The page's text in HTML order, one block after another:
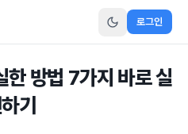
로그인
한 방법 7가지 바로 실
기